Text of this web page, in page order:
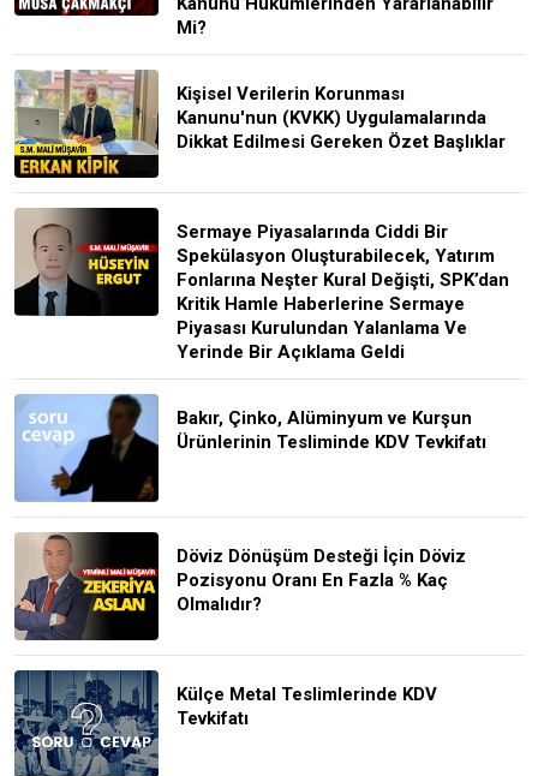
Mi?
Kişisel Verilerin Korunması
Kanunu'nun (KVKK) Uygulamalarında
Dikkat Edilmesi Gereken Özet Başlıklar
Sermaye Piyasalarında Ciddi Bir
Spekülasyon Oluşturabilecek, Yatırım
Fonlarına Neşter Kural Değişti, SPK’dan
Kritik Hamle Haberlerine Sermaye
Piyasası Kurulundan Yalanlama Ve
Yerinde Bir Açıklama Geldi
Bakır, Çinko, Alüminyum ve Kurşun
Ürünlerinin Tesliminde KDV Tevkifatı
Döviz Dönüşüm Desteği İçin Döviz
Pozisyonu Oranı En Fazla % Kaç
Olmalıdır?
Külçe Metal Teslimlerinde KDV
Tevkifatı